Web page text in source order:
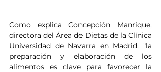
Como explica Concepción Manrique,
directora del Área de Dietas de la Clínica
Universidad de Navarra en Madrid, "la
preparación y elaboración de los
alimentos es clave para favorecer la